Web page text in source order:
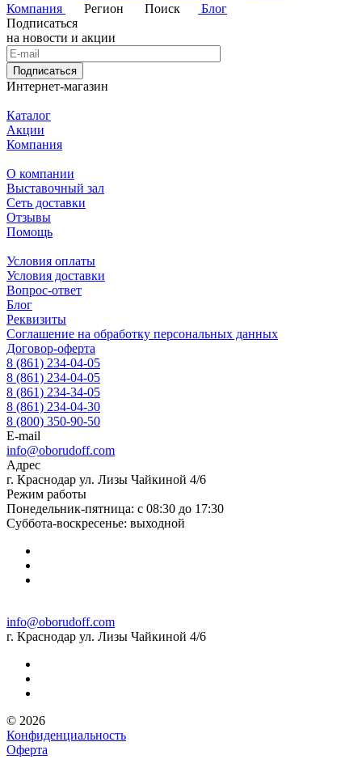
Компания
Регион Поиск
Блог
Подписаться
на новости и акции
Подписаться
Интернет-магазин
Каталог
Акции
Компания
О компании
Выставочный зал
Сеть доставки
Отзывы
Помощь
Условия оплаты
Условия доставки
Вопрос-ответ
Блог
Реквизиты
Соглашение на обработку персональных данных
Договор-оферта
8 (861) 234-04-05
8 (861) 234-04-05
8 (861) 234-34-05
8 (861) 234-04-30
8 (800) 350-90-50
E-mail
info@oborudoff.com
Адрес
г. Краснодар ул. Лизы Чайкиной 4/6
Режим работы
Понедельник-пятница: с 08:30 до 17:30
Суббота-воскресенье: выходной
info@oborudoff.com
г. Краснодар ул. Лизы Чайкиной 4/6
© 2026
Конфиденциальность
Оферта